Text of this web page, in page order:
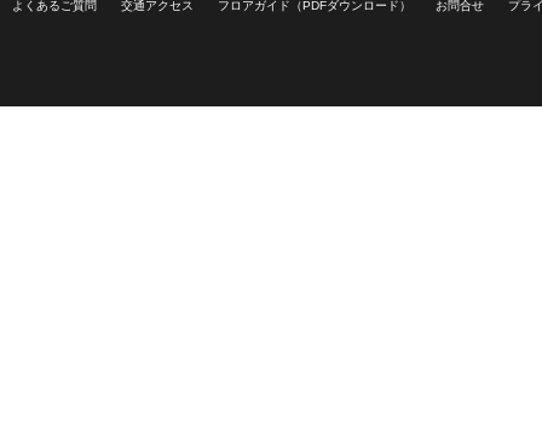
よくあるご質問 交通アクセス フロアガイド（PDFダウンロード） お問合せ プラ